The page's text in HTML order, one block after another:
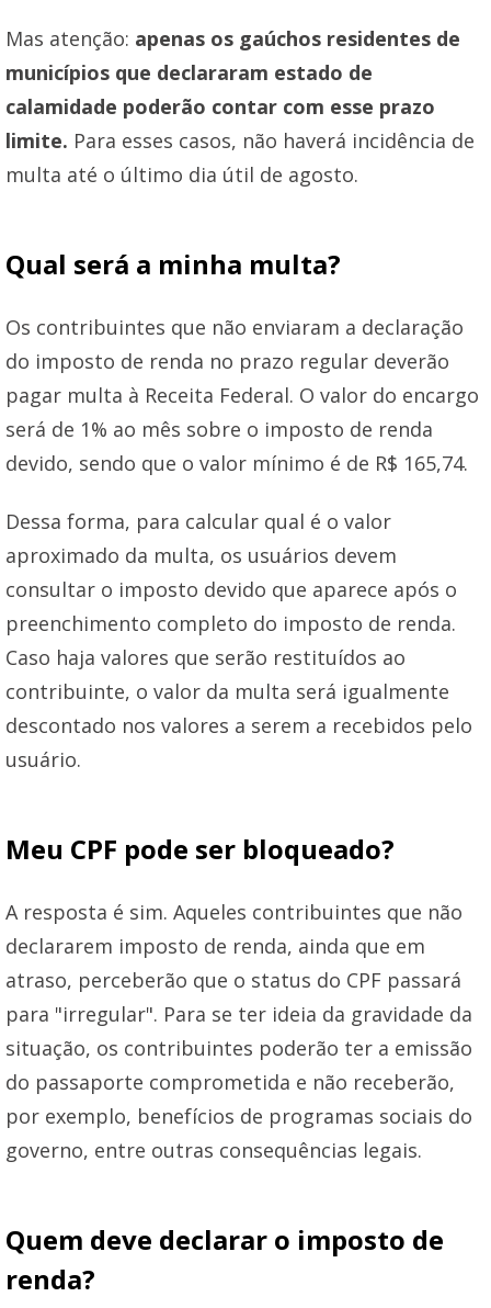
Mas atenção: apenas os gaúchos residentes de
municípios que declararam estado de
calamidade poderão contar com esse prazo
limite. Para esses casos, não haverá incidência de
multa até o último dia útil de agosto.
Qual será a minha multa?
Os contribuintes que não enviaram a declaração
do imposto de renda no prazo regular deverão
pagar multa à Receita Federal. O valor do encargo
será de 1% ao mês sobre o imposto de renda
devido, sendo que o valor mínimo é de R$ 165,74.
Dessa forma, para calcular qual é o valor
aproximado da multa, os usuários devem
consultar o imposto devido que aparece após o
preenchimento completo do imposto de renda.
Caso haja valores que serão restituídos ao
contribuinte, o valor da multa será igualmente
descontado nos valores a serem a recebidos pelo
usuário.
Meu CPF pode ser bloqueado?
A resposta é sim. Aqueles contribuintes que não
declararem imposto de renda, ainda que em
atraso, perceberão que o status do CPF passará
para "irregular". Para se ter ideia da gravidade da
situação, os contribuintes poderão ter a emissão
do passaporte comprometida e não receberão,
por exemplo, benefícios de programas sociais do
governo, entre outras consequências legais.
Quem deve declarar o imposto de
renda?